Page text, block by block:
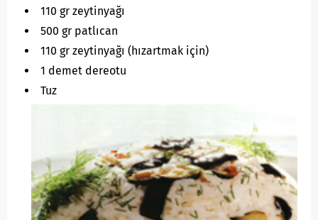
110 gr zeytinyağı
500 gr patlıcan
110 gr zeytinyağı (hızartmak için)
1 demet dereotu
Tuz